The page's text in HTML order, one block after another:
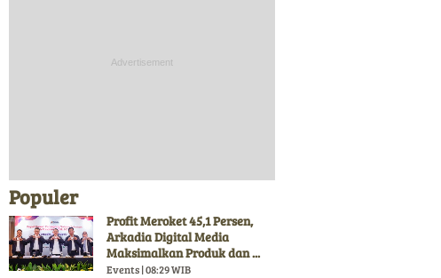
Populer
Profit Meroket 45,1 Persen,
Arkadia Digital Media
Maksimalkan Produk dan ...
Events | 08:29 WIB